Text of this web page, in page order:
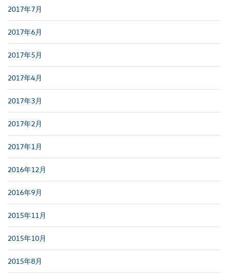
2017年7月
2017年6月
2017年5月
2017年4月
2017年3月
2017年2月
2017年1月
2016年12月
2016年9月
2015年11月
2015年10月
2015年8月